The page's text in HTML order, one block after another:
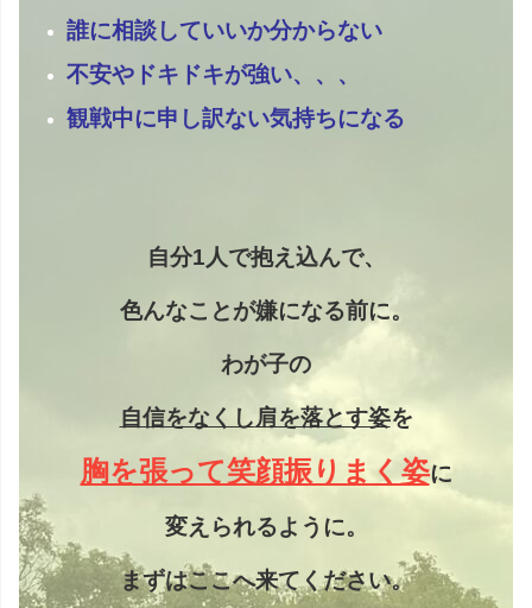
誰に相談していいか分からない
不安やドキドキが強い、、、
観戦中に申し訳ない気持ちになる
自分1人で抱え込んで、
色んなことが嫌になる前に。
わが子の
自信をなくし肩を落とす姿を
胸を張って笑顔振りまく姿に
変えられるように。
まずはここへ来てください。